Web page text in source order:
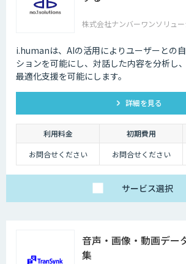
株式会社ナンバーワンソリュ
i.humanは、AIの活用によりユーザーとの
ションを可能にし、対話した内容を分析し
最適化支援を可能にします。
詳細を見る
利用料金 初期費用
お問合せください
お問合せください
サービス選択
音声・画像・動画デー
集